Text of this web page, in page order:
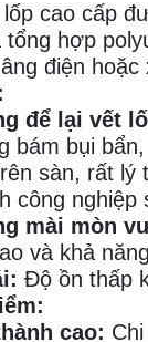
lốp cao cấp
tổng hợp
điện hoặc
để lại vết
bám bụi
sàn, rất lý
công nghiệp
mài mòn
và khả
Độ ồn thấp
cao: